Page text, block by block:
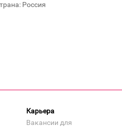
Россия
Карьера
Вакансии для